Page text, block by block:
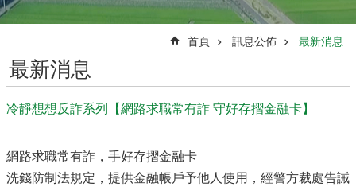
首頁 訊息公佈 最新消息
最新消息
冷靜想想反詐系列【網路求職常有詐 守好存摺金融卡】
網路求職常有詐，手好存摺金融卡
洗錢防制法規定，提供金融帳戶予他人使用，經警方裁處告誡